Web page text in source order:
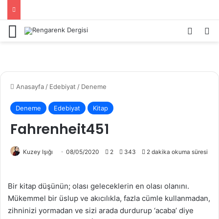
Menü Kayıt
Anasayfa / Edebiyat / Deneme
Deneme Edebiyat Kitap
Fahrenheit451
Kuzey Işığı 08/05/2020 2 343 2 dakika okuma süresi
Bir kitap düşünün; olası geleceklerin en olası olanını.
Mükemmel bir üslup ve akıcılıkla, fazla cümle kullanmadan,
zihninizi yormadan ve sizi arada durdurup ‘acaba’ diye